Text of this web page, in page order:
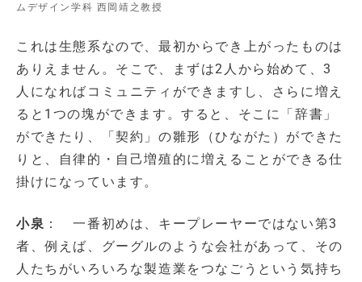
ムデザイン学科 西岡靖之教授
これは生態系なので、最初からでき上がったものは
ありえません。そこで、まずは2人から始めて、3
人になればコミュニティができますし、さらに増え
ると1つの塊ができます。すると、そこに「辞書」
ができたり、「契約」の雛形（ひながた）ができた
りと、自律的・自己増殖的に増えることができる仕
掛けになっています。
小泉 ： 一番初めは、キープレーヤーではない第3
者、例えば、グーグルのような会社があって、その
人たちがいろいろな製造業をつなごうという気持ち